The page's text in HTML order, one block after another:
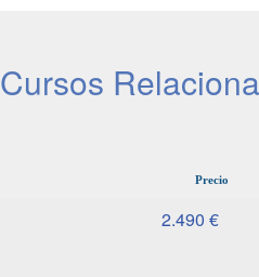
Cursos
Precio
2.490 €